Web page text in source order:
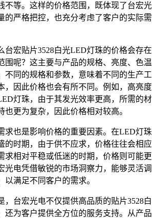
不等。这样的价格范围，既体现了台宏光
的严格把控，也充分考虑了客户的实际需
台宏贴片3528白光LED灯珠的价格会存在
围呢？这主要与产品的规格、亮度、色温
不同的规格和参数，意味着不同的生产工
，因此价格也会有所不同。例如，高亮度
灯珠，由于其发光效率更高，所需的材
也更为复杂，因此价格相对较高。
求也是影响价格的重要因素。在LED灯珠
的时期，由于供不应求，价格往往会相应
求相对平稳或低迷的时期，价格则可能更
光电凭借敏锐的市场洞察力，能够灵活调
以满足不同客户的需求。
，台宏光电不仅提供高品质的贴片3528白
还为客户提供全方位的服务支持。从产品